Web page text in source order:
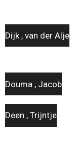
Dijk , van der Alje
Douma , Jacob
Deen , Trijntje